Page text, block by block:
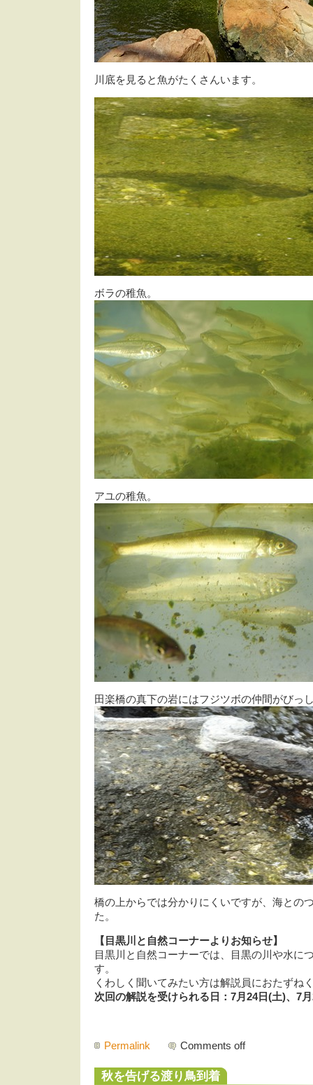
川底を見ると魚がたくさんいます。
ボラの稚魚。
アユの稚魚。
田楽橋の真下の岩にはフジツボの仲間がびっ
橋の上からでは分かりにくいですが、海との
た。
【目黒川と自然コーナーよりお知らせ】
目黒川と自然コーナーでは、目黒の川や水に
す。
くわしく聞いてみたい方は解説員におたずね
次回の解説を受けられる日：7月24日(土)、7
Permalink Comments off
秋を告げる渡り鳥到着